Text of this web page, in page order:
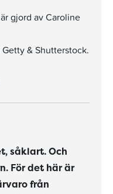
gjord av Caroline
& Shutterstock.
såklart. Och
För det här är
från